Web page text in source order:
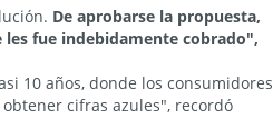
De aprobarse la propuesta,
les fue indebidamente cobrado",
10 años, donde los consumidores
cifras azules", recordó